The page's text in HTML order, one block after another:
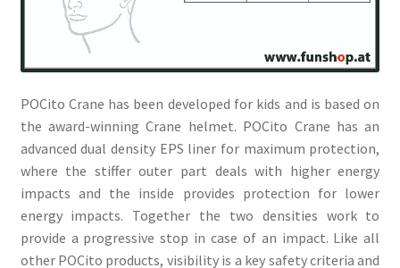
POCito Crane has been developed for kids and is based on
the award-winning Crane helmet. POCito Crane has an
advanced dual density EPS liner for maximum protection,
where the stiffer outer part deals with higher energy
impacts and the inside provides protection for lower
energy impacts. Together the two densities work to
provide a progressive stop in case of an impact. Like all
other POCito products, visibility is a key safety criteria and